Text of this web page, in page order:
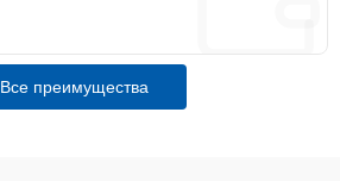
Все преимущества